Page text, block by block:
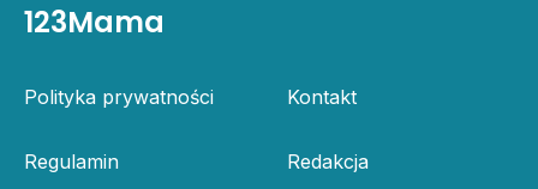
123Mama
Polityka prywatności Kontakt
Regulamin Redakcja